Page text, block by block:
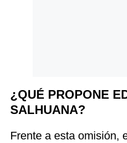
¿QUÉ PROPONE
SALHUANA?
Frente a esta omisión,